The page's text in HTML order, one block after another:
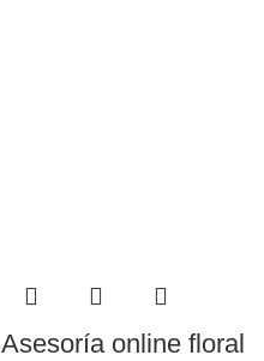
Asesoría online floral